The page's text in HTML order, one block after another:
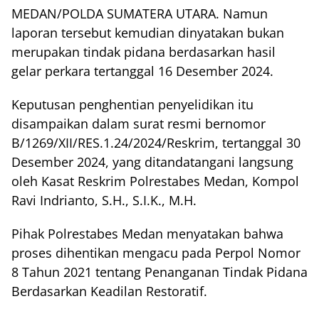
MEDAN/POLDA SUMATERA UTARA. Namun
laporan tersebut kemudian dinyatakan bukan
merupakan tindak pidana berdasarkan hasil
gelar perkara tertanggal 16 Desember 2024.
Keputusan penghentian penyelidikan itu
disampaikan dalam surat resmi bernomor
B/1269/XII/RES.1.24/2024/Reskrim, tertanggal 30
Desember 2024, yang ditandatangani langsung
oleh Kasat Reskrim Polrestabes Medan, Kompol
Ravi Indrianto, S.H., S.I.K., M.H.
Pihak Polrestabes Medan menyatakan bahwa
proses dihentikan mengacu pada Perpol Nomor
8 Tahun 2021 tentang Penanganan Tindak Pidana
Berdasarkan Keadilan Restoratif.